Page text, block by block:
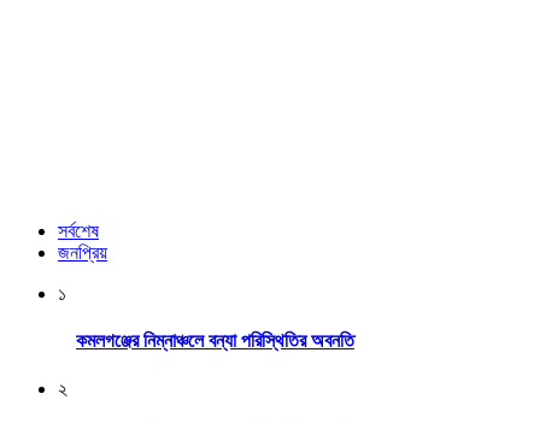
সর্বশেষ
জনপ্রিয়
১
কমলগঞ্জের নিম্নাঞ্চলে বন্যা পরিস্থিতির অবনতি
২